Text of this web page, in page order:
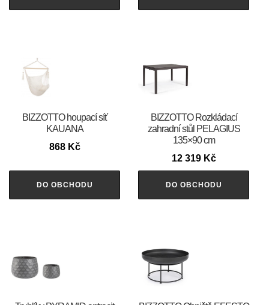
BIZZOTTO houpací síť
KAUANA
868 Kč
DO OBCHODU
BIZZOTTO Rozkládací
zahradní stůl PELAGIUS
135×90 cm
12 319 Kč
DO OBCHODU